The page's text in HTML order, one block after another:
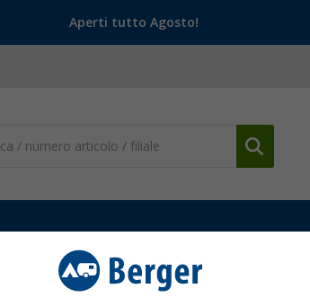
Aperti tutto Agosto!
Cerniere e Componenti per mobili